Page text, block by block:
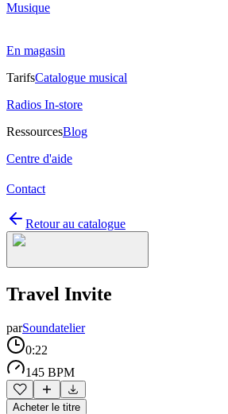
Musique
En magasin
TarifsCatalogue musical
Radios In-store
RessourcesBlog
Centre d'aide
Contact
Retour au catalogue
Travel Invite
parSoundatelier
0:22
145 BPM
Acheter le titre